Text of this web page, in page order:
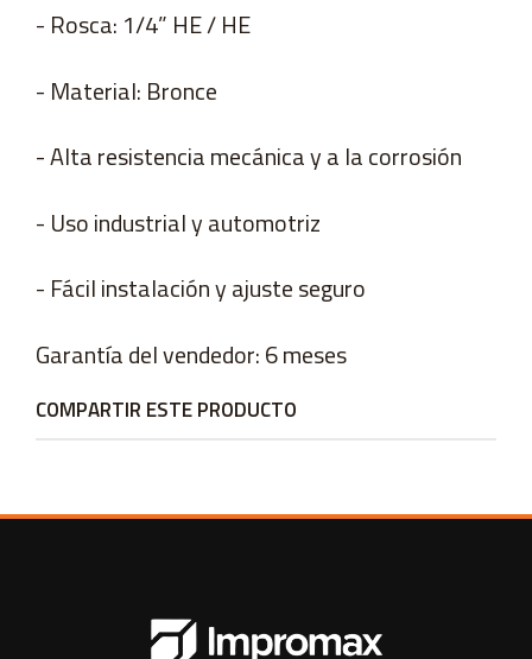
- Rosca: 1/4” HE / HE
- Material: Bronce
- Alta resistencia mecánica y a la corrosión
- Uso industrial y automotriz
- Fácil instalación y ajuste seguro
Garantía del vendedor: 6 meses
COMPARTIR ESTE PRODUCTO